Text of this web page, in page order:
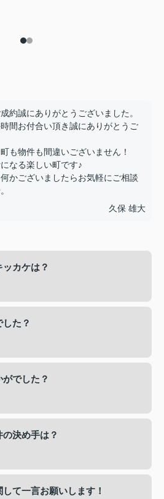
約誠にありがとうございました。
間お付合い頂き誠にありがとうご
も物件も間違いございません！
なる楽しい町です♪
かございましたらお気軽にご相談
久保 雄大
カケは？
た？
でした？
決め手は？
て一言お願いします！